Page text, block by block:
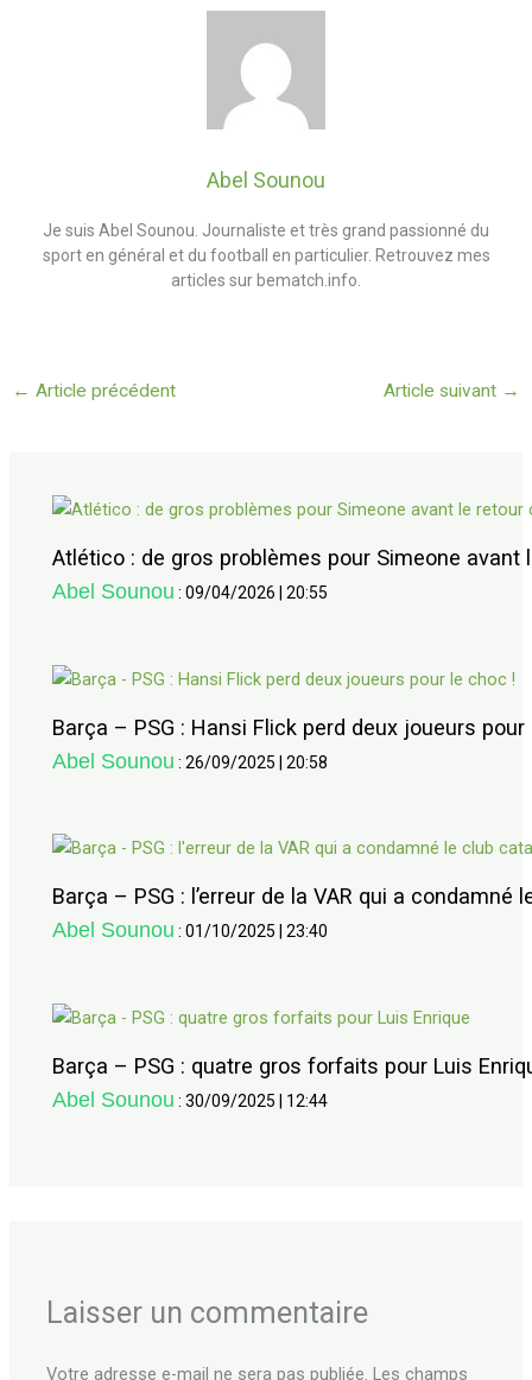
Abel Sounou
Je suis Abel Sounou. Journaliste et très grand passionné du
sport en général et du football en particulier. Retrouvez mes
articles sur bematch.info.
← Article précédent Article suivant →
Atlético : de gros problèmes pour Simeone avant
Abel Sounou :09/04/2026 |20:55
Barça – PSG : Hansi Flick perd deux joueurs
Abel Sounou :26/09/2025 |20:58
Barça – PSG : l’erreur de la VAR qui a condamné
Abel Sounou :01/10/2025 |23:40
Barça – PSG : quatre gros forfaits pour Luis
Abel Sounou :30/09/2025 12:44
Laisser un commentaire
Votre adresse e-mail ne sera pas publiée. Les champs